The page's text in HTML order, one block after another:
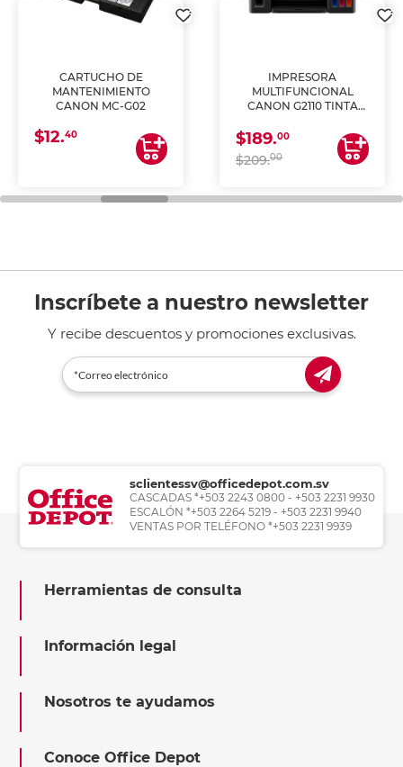
CARTUCHO DE
MANTENIMIENTO
CANON MC-G02
$12.40
IMPRESORA
MULTIFUNCIONAL
CANON G2110 TINTA
$189.00
$209.00
Inscríbete a nuestro newsletter
Y recibe descuentos y promociones exclusivas.
sclientessv@officedepot.com.sv
CASCADAS *+503 2243 0800 - +503 2231 9930
ESCALÓN *+503 2264 5219 - +503 2231 9940
VENTAS POR TELÉFONO *+503 2231 9939
Herramientas de consulta
Información legal
Nosotros te ayudamos
Conoce Office Depot